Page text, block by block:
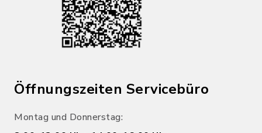
Öffnungszeiten Servicebüro
Montag und Donnerstag: